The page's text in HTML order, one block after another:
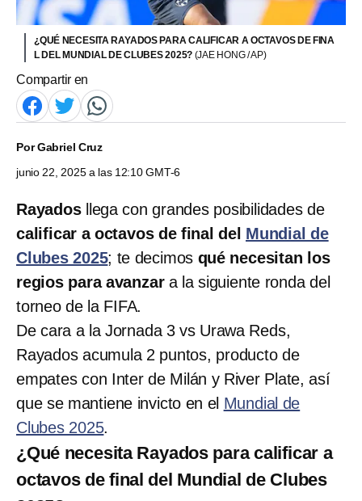
¿QUÉ NECESITA RAYADOS PARA CALIFICAR A OCTAVOS DE FINA
L DEL MUNDIAL DE CLUBES 2025? (JAE HONG / AP)
Compartir en
PorGabriel Cruz
junio 22, 2025 a las 12:10 GMT-6
Rayadosllega con grandes posibilidades de
calificar a octavos de final del Mundial de
Clubes 2025; te decimos qué necesitan los
regios para avanzar a la siguiente ronda del
torneo de la FIFA.
De cara a la Jornada 3 vs Urawa Reds,
Rayados acumula 2 puntos, producto de
empates con Inter de Milán y River Plate, así
que se mantiene invicto en el Mundial de
Clubes 2025.
¿Qué necesita Rayados para calificar a
octavos de final del Mundial de Clubes